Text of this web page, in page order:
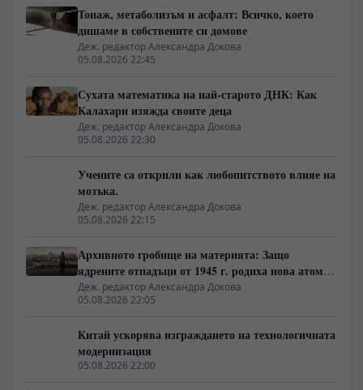
Тонаж, метаболизъм и асфалт: Всичко, което
дишаме в собствените си домове
Деж. редактор Александра Докова
05.08.2026 22:45
Сухата математика на най-старото ДНК: Как
Калахари изяжда своите деца
Деж. редактор Александра Докова
05.08.2026 22:30
Учените са открили как любопитството влияе на
мозъка.
Деж. редактор Александра Докова
05.08.2026 22:15
Архивното гробище на материята: Защо
ядрените отпадъци от 1945 г. родиха нова атомна
архитектура
Деж. редактор Александра Докова
05.08.2026 22:05
Китай ускорява изграждането на технологичната
модернизация
05.08.2026 22:00